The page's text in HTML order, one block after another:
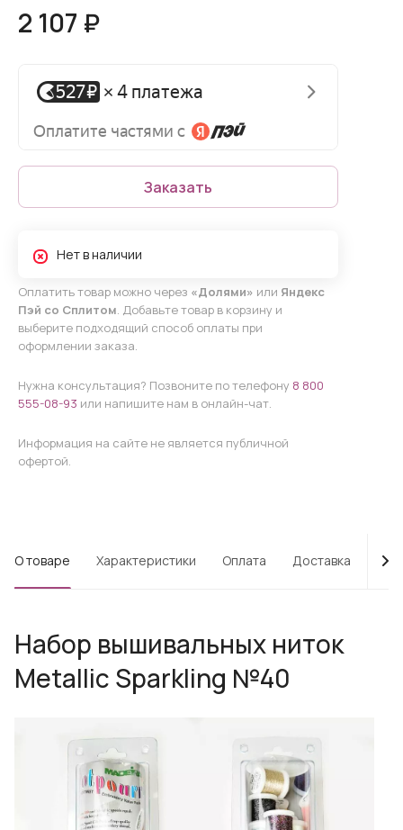
2 107 ₽
Заказать
Нет в наличии
Оплатить товар можно через «Долями» или Яндекс
Пэй со Сплитом. Добавьте товар в корзину и
выберите подходящий способ оплаты при
оформлении заказа.
Нужна консультация? Позвоните по телефону 8 800
555-08-93 или напишите нам в онлайн-чат.
Информация на сайте не является публичной
офертой.
О товаре Характеристики Оплата Доставка
Набор вышивальных ниток
Metallic Sparkling №40